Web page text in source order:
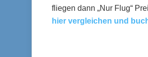
fliegen dann „Nur Flug“
hier vergleichen und